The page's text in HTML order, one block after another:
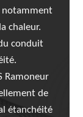
notamment
chaleur.
conduit
Ramoneur
de
étanchéité